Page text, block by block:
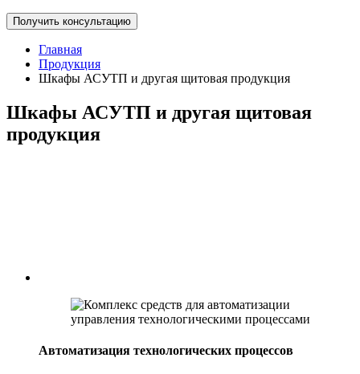
Получить консультацию
Главная
Продукция
Шкафы АСУТП и другая щитовая продукция
Шкафы АСУТП и другая щитовая
продукция
Автоматизация технологических процессов